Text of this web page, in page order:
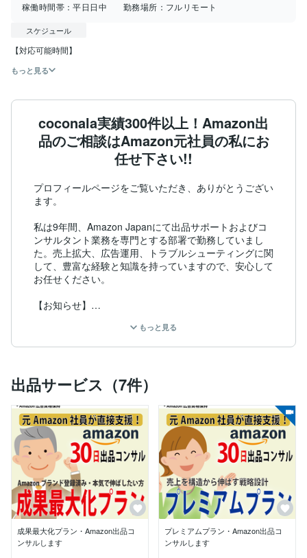
稼働時間帯：平日日中 勤務場所： フルリモート
スケジュール
【対応可能時間】
もっと見る
coconala実績300件以上！Amazon出
品のご相談はAmazon元社員の私にお
任せ下さい!!
プロフィールページをご覧いただき、ありがとうござい
ます。
私は9年間、Amazon Japanにて出品サポートおよびコ
ンサルタント業務を専門とする部署で勤務していまし
た。売上拡大、広告運用、トラブルシューティングに関
して、豊富な経験と知識を持っていますので、安心して
お任せください。
【お知らせ】
ンシープログラムでGoldパートナーに認定されまし
た。これもひとえに、皆様とココナラ様のお力添えのお
し上げます。
【略歴】
新卒後、大手調味料メーカーや医療機器輸入会社での勤
務を経て、Amazon Japanに入社。1年目は、出品者の
問合せ窓口で、出店に関する相談やトラブル解消を担
当。年間6,000件以上の問い合わせ対応を行い、出品者
様からは常に高評価をいただいていました。その後、営
業部門がリクルートした出品者をサポートするチームに
選抜され、年間サポート数TOPを5回達成。8年間で1,2
00社以上の立上げ・サポートに携わりました。2022年
夏にAmazonを退社し、以降はココナラでサービス提供
を開始しています。
もっと見る
出品サービス（7件）
成果最大化プラン・Amazon出品コ
ンサルします
プレミアムプラン・Amazon出品コ
ンサルします